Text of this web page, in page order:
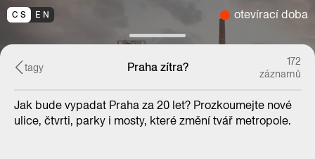
CS EN otevírací doba
tagy Praha zítra?
172
záznamů
Jak bude vypadat Praha za 20 let? Prozkoumejte nové
ulice, čtvrti, parky i mosty, které změní tvář metropole.